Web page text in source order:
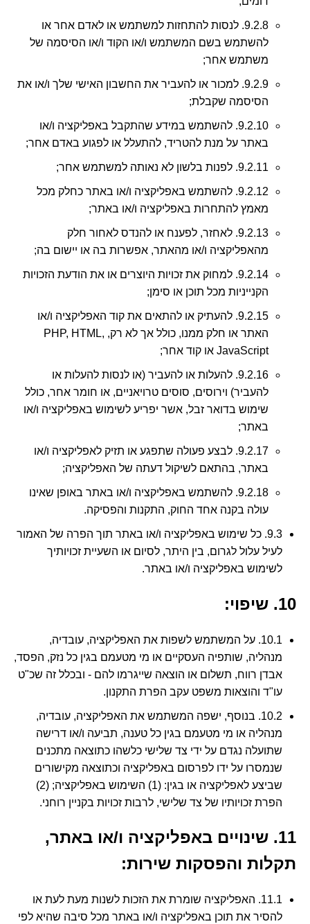
9.2.8. לנסות להתחזות למשתמש או לאדם אחר או
להשתמש בשם המשתמש ו/או הקוד ו/או הסיסמה של
משתמש אחר;
9.2.9. למכור או להעביר את החשבון האישי שלך ו/או את
הסיסמה שקבלת;
9.2.10. להשתמש במידע שהתקבל באפליקציה ו/או
באתר על מנת להטריד, להתעלל או לפגוע באדם אחר;
9.2.11. לפנות בלשון לא נאותה למשתמש אחר;
9.2.12. להשתמש באפליקציה ו/או באתר כחלק מכל
מאמץ להתחרות באפליקציה ו/או באתר;
9.2.13. לאחזר, לפענח או להנדס לאחור חלק
מהאפליקציה ו/או מהאתר, אפשרות בה או יישום בה;
9.2.14. למחוק את זכויות היוצרים או את הודעת הזכויות
הקנייניות מכל תוכן או סימן;
9.2.15. להעתיק או להתאים את קוד האפליקציה ו/או
האתר או חלק ממנו, כולל אך לא רק, PHP, HTML,
JavaScript או קוד אחר;
9.2.16. להעלות או להעביר (או לנסות להעלות או
להעביר) וירוסים, סוסים טרויאניים, או חומר אחר, כולל
שימוש בדואר זבל, אשר יפריע לשימוש באפליקציה ו/או
באתר;
9.2.17. לבצע פעולה שתפגע או תזיק לאפליקציה ו/או
באתר, בהתאם לשיקול דעתה של האפליקציה;
9.2.18. להשתמש באפליקציה ו/או באתר באופן שאינו
עולה בקנה אחד החוק, התקנות והפסיקה.
9.3. כל שימוש באפליקציה ו/או באתר תוך הפרה של האמור
לעיל עלול לגרום, בין היתר, לסיום או השעיית זכויותיך
לשימוש באפליקציה ו/או באתר.
10. שיפוי:
10.1. על המשתמש לשפות את האפליקציה, עובדיה,
מנהליה, שותפיה העסקיים או מי מטעמם בגין כל נזק, הפסד,
אבדן רווח, תשלום או הוצאה שייגרמו להם - ובכלל זה שכ"ט
עו"ד והוצאות משפט עקב הפרת התקנון.
10.2. בנוסף, ישפה המשתמש את האפליקציה, עובדיה,
מנהליה או מי מטעמם בגין כל טענה, תביעה ו/או דרישה
שתועלה נגדם על ידי צד שלישי כלשהו כתוצאה מתכנים
שנמסרו על ידו לפרסום באפליקציה וכתוצאה מקישורים
שביצע לאפליקציה או בגין: (1) השימוש באפליקציה; (2)
הפרת זכויותיו של צד שלישי, לרבות זכויות בקניין רוחני.
11. שינויים באפליקציה ו/או באתר,
תקלות והפסקות שירות:
11.1. האפליקציה שומרת את הזכות לשנות מעת לעת או
להסיר את תוכן באפליקציה ו/או באתר מכל סיבה שהיא לפי